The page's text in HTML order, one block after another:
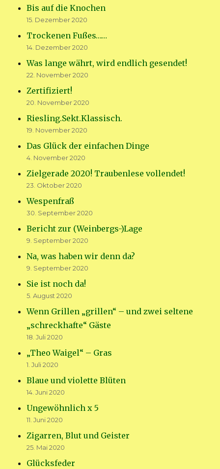
Bis auf die Knochen
15. Dezember 2020
Trockenen Fußes……
14. Dezember 2020
Was lange währt, wird endlich gesendet!
22. November 2020
Zertifiziert!
20. November 2020
Riesling.Sekt.Klassisch.
19. November 2020
Das Glück der einfachen Dinge
4. November 2020
Zielgerade 2020! Traubenlese vollendet!
23. Oktober 2020
Wespenfraß
30. September 2020
Bericht zur (Weinbergs-)Lage
9. September 2020
Na, was haben wir denn da?
9. September 2020
Sie ist noch da!
5. August 2020
Wenn Grillen „grillen“ – und zwei seltene
„schreckhafte“ Gäste
18. Juli 2020
„Theo Waigel“ – Gras
1. Juli 2020
Blaue und violette Blüten
14. Juni 2020
Ungewöhnlich x 5
11. Juni 2020
Zigarren, Blut und Geister
25. Mai 2020
Glücksfeder